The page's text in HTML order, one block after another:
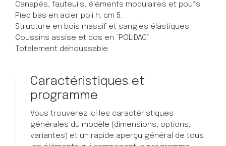
Canapés, fauteuils, éléments modulaires et poufs.
Pied bas en acier poli h. cm 5.
Structure en bois massif et sangles élastiques.
Coussins assise et dos en “POLIDAC“.
Totalement déhoussable.
Caractéristiques et
programme
Vous trouverez ici les caractéristiques
générales du modèle (dimensions, options,
variantes) et un rapide aperçu général de tous